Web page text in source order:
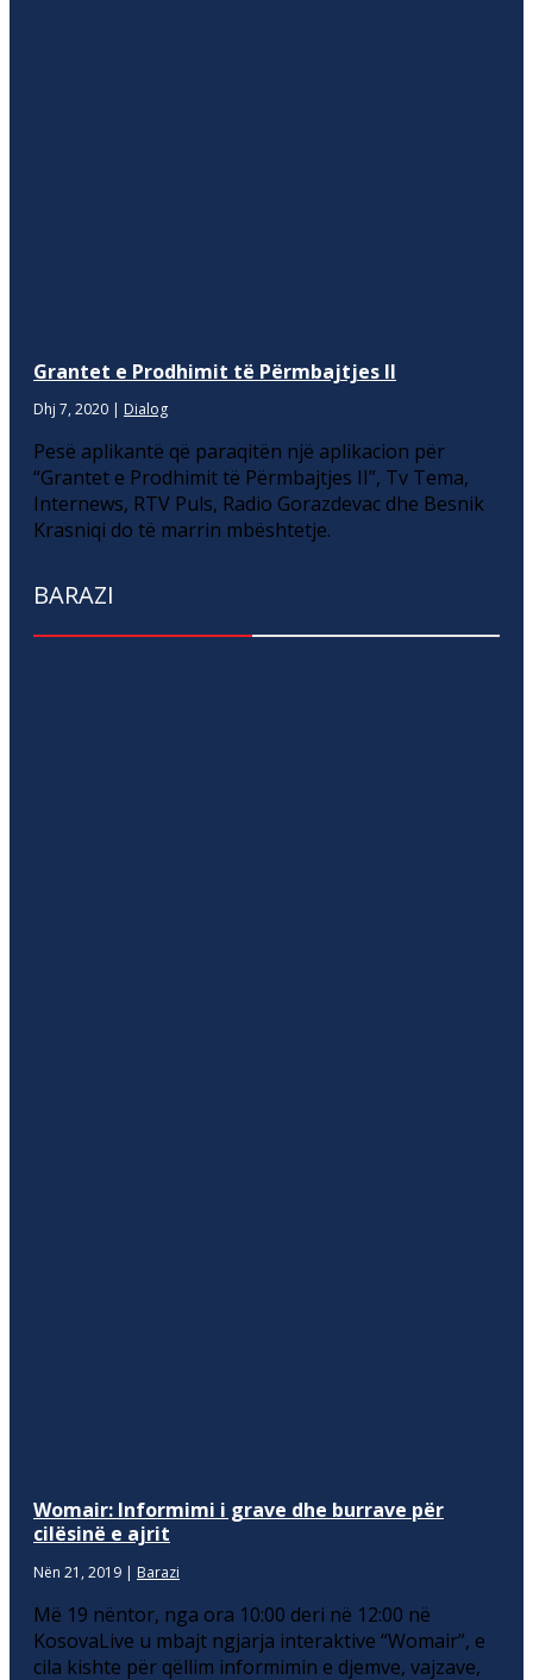
Grantet e Prodhimit të Përmbajtjes II
Dhj 7, 2020 | Dialog
Pesë aplikantë që paraqitën një aplikacion për
“Grantet e Prodhimit të Përmbajtjes II”, Tv Tema,
Internews, RTV Puls, Radio Gorazdevac dhe Besnik
Krasniqi do të marrin mbështetje.
BARAZI
Womair: Informimi i grave dhe burrave për
cilësinë e ajrit
Nën 21, 2019 | Barazi
Më 19 nëntor, nga ora 10:00 deri në 12:00 në
KosovaLive u mbajt ngjarja interaktive “Womair”, e
cila kishte për qëllim informimin e djemve, vajzave,